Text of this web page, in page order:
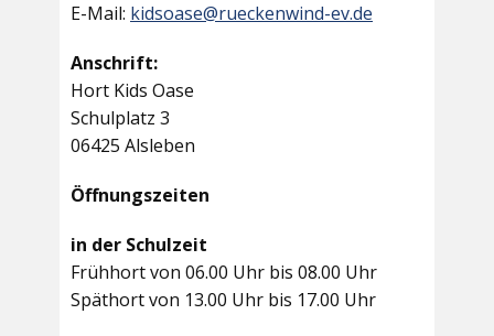
E-Mail: kidsoase@rueckenwind-ev.de
Anschrift:
Hort Kids Oase
Schulplatz 3
06425 Alsleben
Öffnungszeiten
in der Schulzeit
Frühhort von 06.00 Uhr bis 08.00 Uhr
Späthort von 13.00 Uhr bis 17.00 Uhr